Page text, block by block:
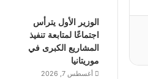
الوزير الأول يترأس
اجتماعًا لمتابعة تنفيذ
المشاريع الكبرى في
موريتانيا
أغسطس 7, 2026